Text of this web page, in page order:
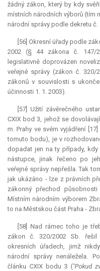
žádný zákon, který by kdy
místních národních výborů (tím
národní správy podle dekretu č.
[56] Okresní úřady podle
2002 (§ 44 zákona č. 147/
legislativně doprovázen
veřejné správy (zákon č. 320/
zákonů v souvislosti s
účinnosti 1. 1. 2003).
[57] Užití závěrečného
CXIX bod 3, jehož se
m. Prahy ve svém vyjádření
tomuto bodu), je v
dopadat jen na ty případy,
nástupce, jinak řečeno po
veřejné správy nepřešla. Tak
jak ukázáno - lze z právních
zákonný přechod
Místním národním výborem
to na Městskou část Praha -
[58] Nad rámec toho je
zákon č. 320/2002 Sb. řešil
okresních úřadech, jimž
národní správy nenáležela.
článku CXIX bodu 3 ("Pokud